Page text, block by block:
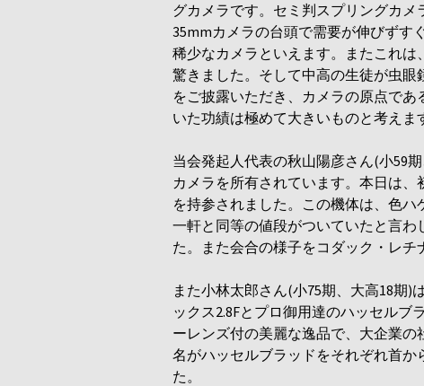
グカメラです。セミ判スプリングカ
35mmカメラの台頭で需要が伸びずす
稀少なカメラといえます。またこれ
驚きました。そして中高の生徒が虫
をご披露いただき、カメラの原点で
いた功績は極めて大きいものと考えま
当会発起人代表の秋山陽彦さん(小59
カメラを所有されています。本日は
を持参されました。この機体は、色
一軒と同等の値段がついていたと言
た。また会合の様子をコダック・レチ
また小林太郎さん(小75期、大高18期)
ックス2.8Fとプロ御用達のハッセルブ
ーレンズ付の美麗な逸品で、大企業
名がハッセルブラッドをそれぞれ首
た。